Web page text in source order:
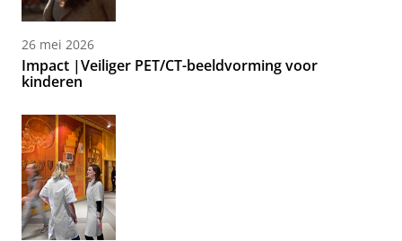
26 mei 2026
Impact |Veiliger PET/CT-beeldvorming voor
kinderen